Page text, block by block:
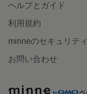
ヘルプとガイド
利用規約
minneのセキュリティ
お問い合わせ